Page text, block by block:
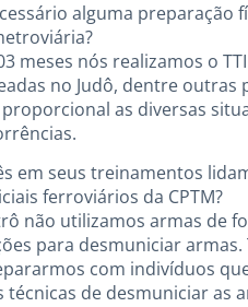
alguma
meses nós realizamos o
no Judô, dentre
as diversas
em seus treinamentos
ferroviários da CPTM?
não utilizamos armas de
para desmuniciar
com indivíduos
técnicas de desmuniciar as